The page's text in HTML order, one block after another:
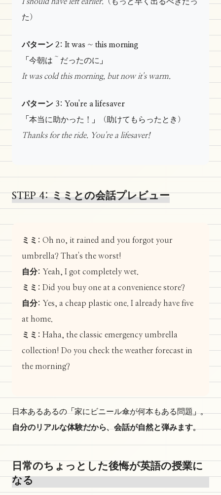
た）
パターン 2: It was ~ this morning
「今朝は～だったのに」
It was cold this morning, but now it's warm.
パターン 3: You're a lifesaver
「本当に助かった！」（助けてもらったとき）
Thanks for the ride. You're a lifesaver!
STEP 4: ミミとの会話プレビュー
ミミ: Oh no, it rained and you forgot your
umbrella? That's the worst!
自分: Yeah, I got completely wet.
ミミ:
Did you buy one at a convenience store?
自分: Yes, a cheap plastic one. I already have five
at home.
ミミ: Haha, the classic emergency umbrella
collection! Do you check the weather forecast in
the morning?
日本あるあるの「家にビニール傘が何本もある問題」。
自分のリアルな体験だから、会話が自然と弾みます。
日常のちょっとした後悔が英語の授業に
なる